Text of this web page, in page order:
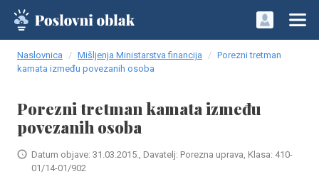
Naslovnica Mišljenja Ministarstva financija
Porezni tretman
kamata između povezanih osoba
Porezni tretman kamata između
povezanih osoba
Datum objave: 31.03.2015., Davatelj: Porezna uprava, Klasa: 410-
01/14-01/902